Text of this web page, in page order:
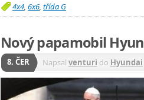
4x4, 6x6, třída G
Nový papamobil
8. ČER Napsal venturi do Hyundai